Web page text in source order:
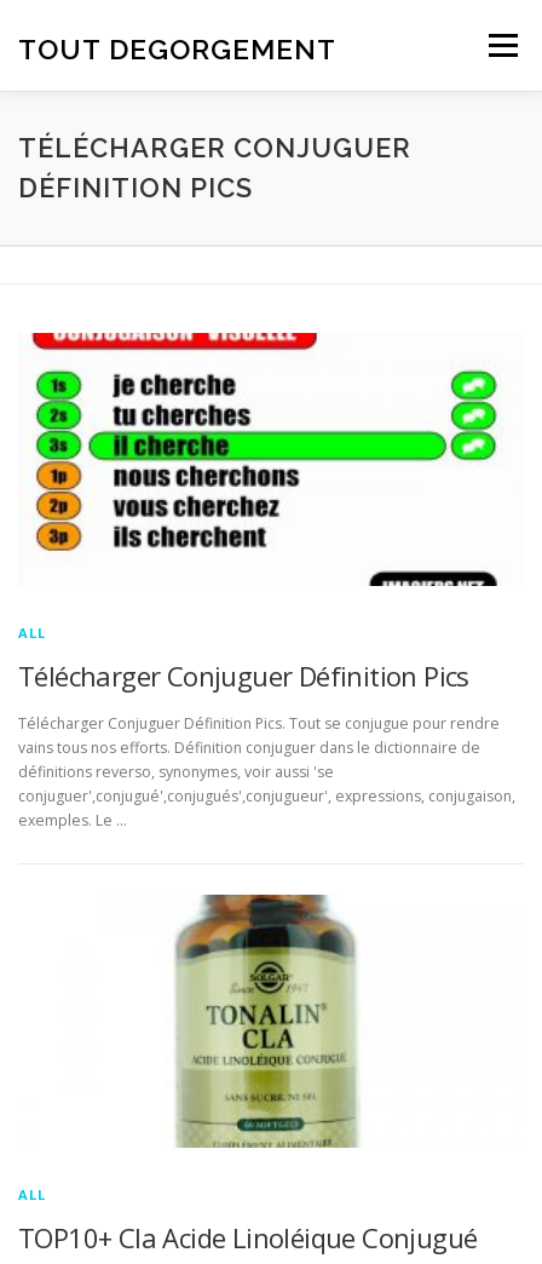
TOUT DEGORGEMENT Menu
TÉLÉCHARGER CONJUGUER
DÉFINITION PICS
ALL
Télécharger Conjuguer Définition Pics
Télécharger Conjuguer Définition Pics. Tout se conjugue pour rendre
vains tous nos efforts. Définition conjuguer dans le dictionnaire de
définitions reverso, synonymes, voir aussi 'se
conjuguer',conjugué',conjugués',conjugueur', expressions, conjugaison,
exemples. Le …
ALL
TOP10+ Cla Acide Linoléique Conjugué